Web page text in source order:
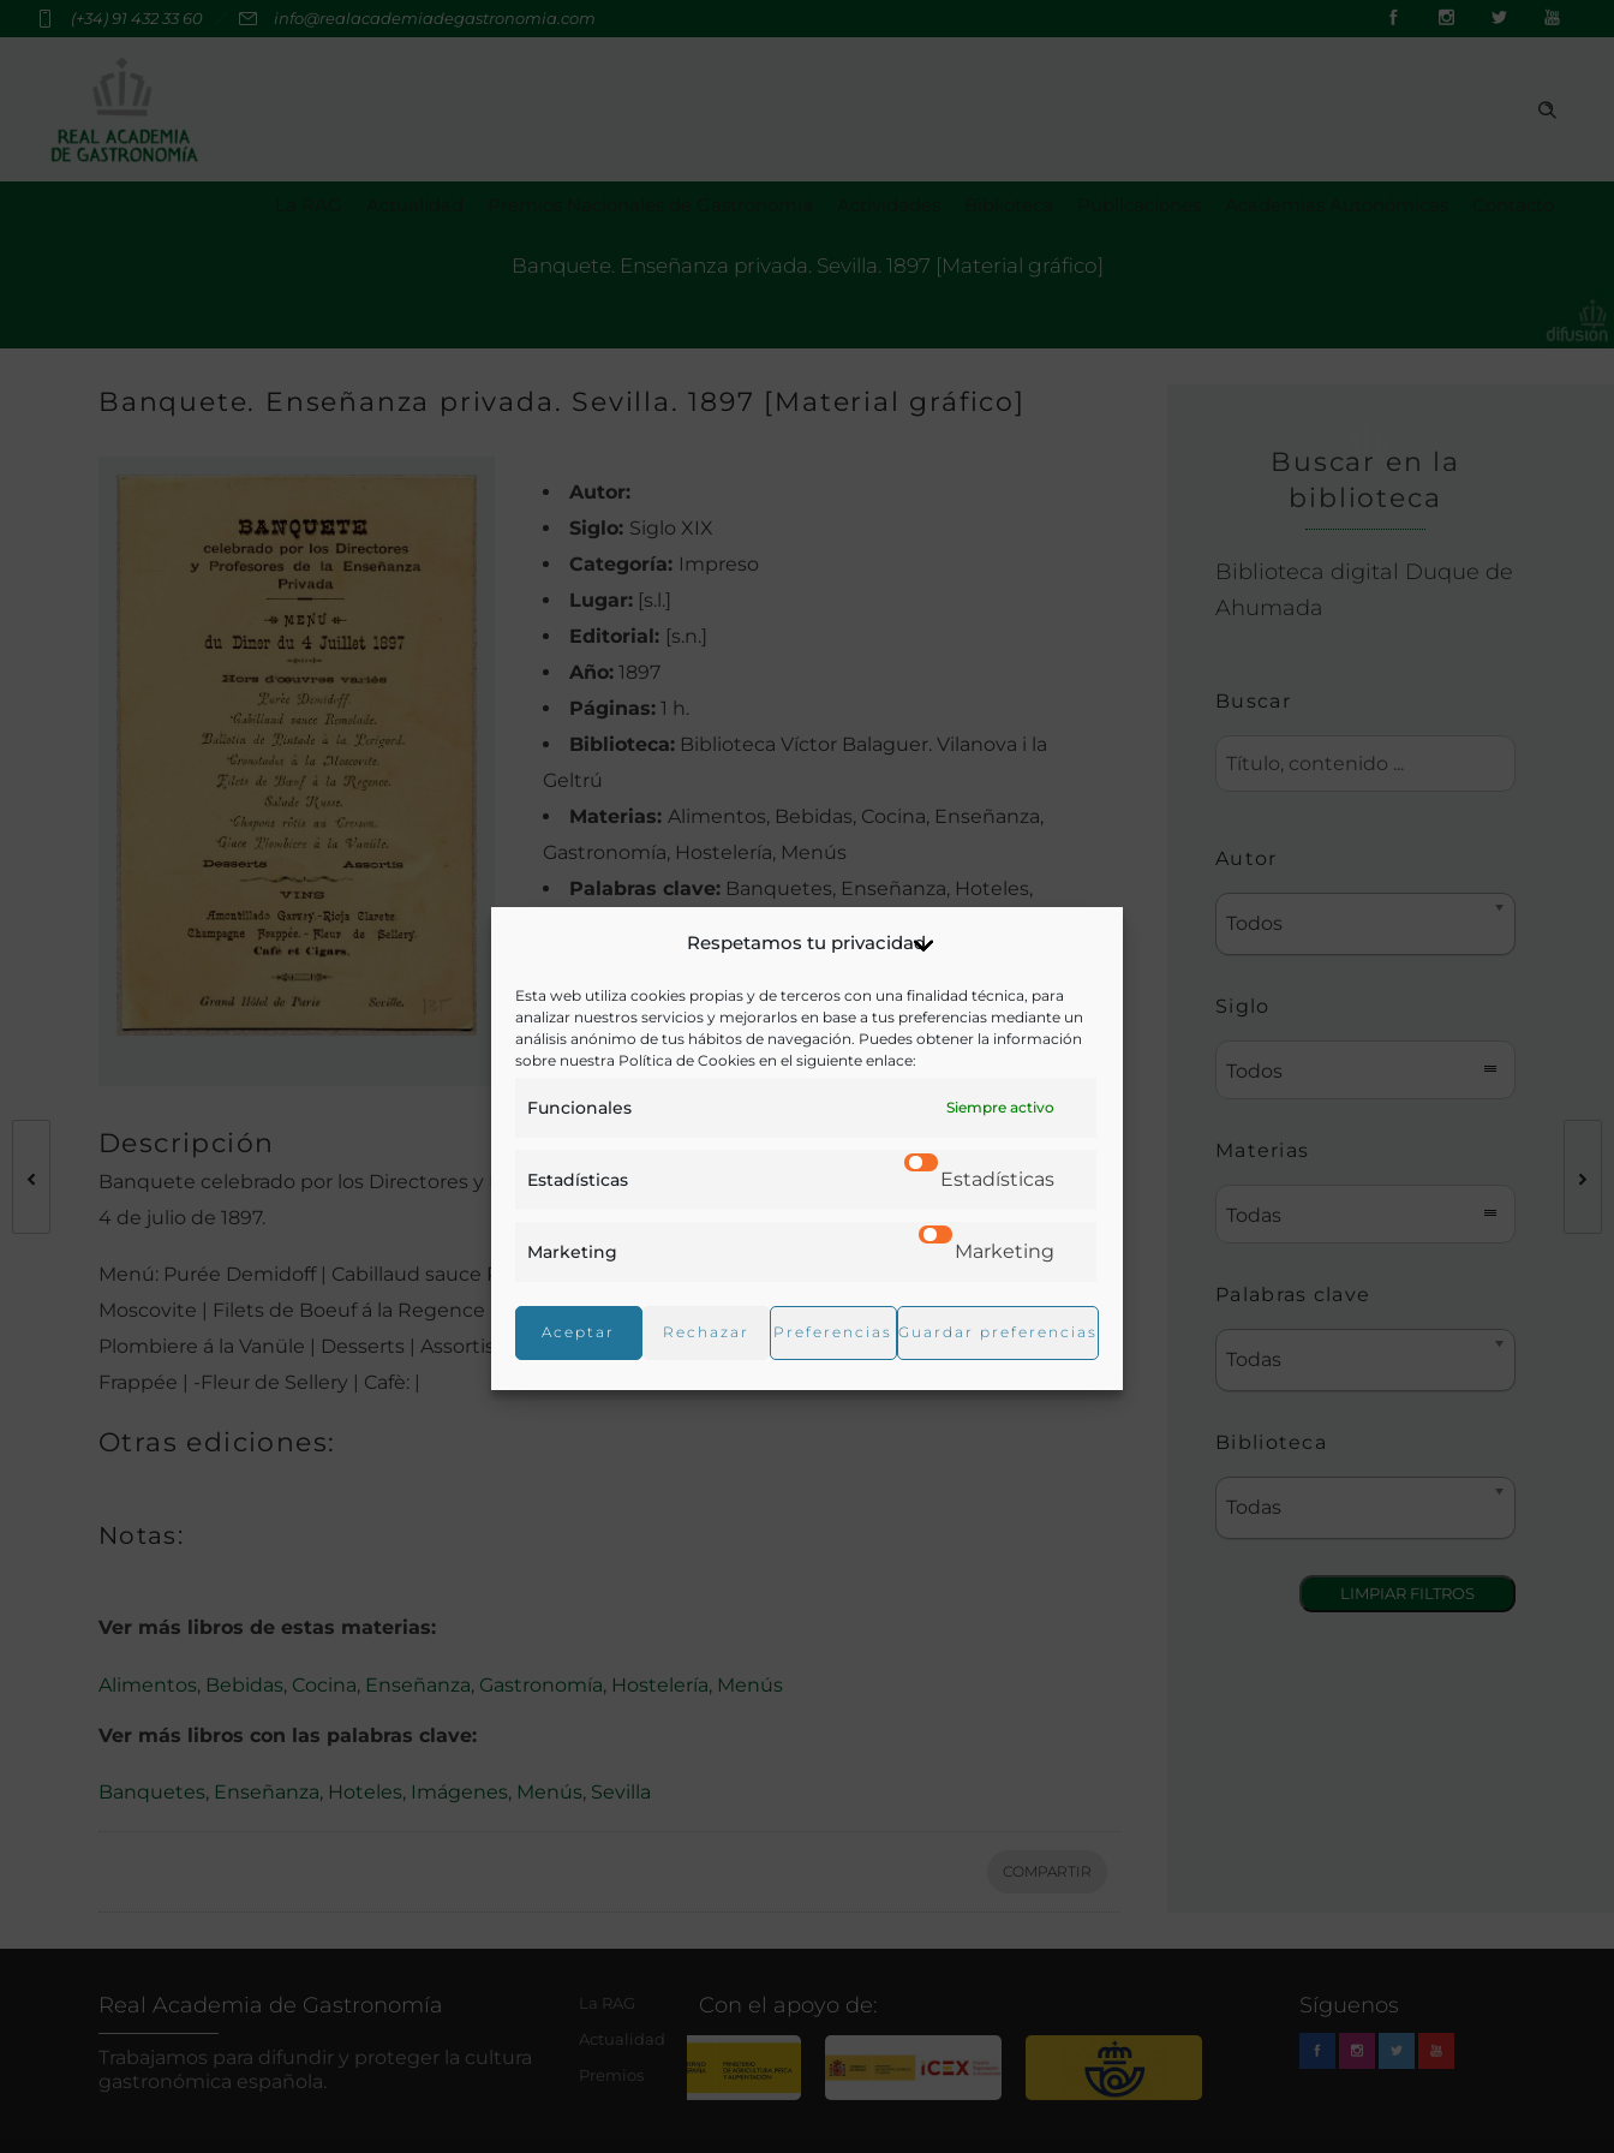
Respetamos tu privacidad
Esta web utiliza cookies propias y de terceros con una finalidad técnica, para
analizar nuestros servicios y mejorarlos en base a tus preferencias mediante un
análisis anónimo de tus hábitos de navegación. Puedes obtener la información
sobre nuestra Política de Cookies en el siguiente enlace:
Funcionales Siempre activo
Estadísticas Estadísticas
Marketing Marketing
Aceptar Rechazar Preferencias Guardar preferencias
(+34) 91 432 33 60 info@realacademiadegastronomia.com
Banquete. Enseñanza privada. Sevilla. 1897 [Material gráfico]
Banquete. Enseñanza privada. Sevilla. 1897 [Material gráfico]
Autor:
Siglo: Siglo XIX
Categoría: Impreso
Lugar: [s.l.]
Editorial: [s.n.]
Año: 1897
Páginas: 1 h.
Biblioteca: Biblioteca Víctor Balaguer. Vilanova i la
Geltrú
Materias: Alimentos, Bebidas, Cocina, Enseñanza,
Gastronomía, Hostelería, Menús
Palabras clave: Banquetes, Enseñanza, Hoteles,
Castellano y francés
Ir a versión electrónica
Descripción
Banquete celebrado por los Directores y Profesores de Enseñanza privada, en el Hotel de París de Sevilla, el
4 de julio de 1897.
Menú: Purée Demidoff | Cabillaud sauce Remolade | Ballotin de Pintade à la Perigord | Croustades á la
Moscovite | Filets de Boeuf á la Regence | Salade Russe | Chapons rôtis au Cresson | Postres: | Glace
Plombiere á la Vanüle | Desserts | Assortis | Vins: | Amontillado | Garvey-Rioja | Clarete | Champagne
Frappée | -Fleur de Sellery | Cafè: |
Otras ediciones:
Notas:
Ver más libros de estas materias:
Alimentos, Bebidas, Cocina, Enseñanza, Gastronomía, Hostelería, Menús
Ver más libros con las palabras clave:
Banquetes, Enseñanza, Hoteles, Imágenes, Menús, Sevilla
COMPARTIR
Buscar en la
biblioteca
Biblioteca digital Duque de
Ahumada
Buscar
Autor
Todos
Siglo
Todos
Materias
Todas
Palabras clave
Todas
Biblioteca
Todas
Real Academia de Gastronomía
Trabajamos para difundir y proteger la cultura
gastronómica española.
La RAG
Actualidad
Premios
Con el apoyo de: Síguenos